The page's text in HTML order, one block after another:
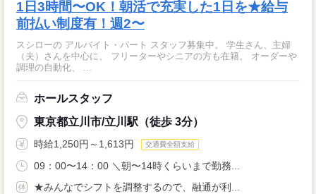
1日3時間〜OK！朝活で充実した1日を★給与
前払い制度有！週2〜
スシローの アルバイト・パート スタッフ募集中。 学生さん、主婦
（夫）さんを中心に、 フリーターやシニアの方も在籍。 オーダーや
調理の自動化、 ...
ホールスタッフ
東京都立川市/立川駅（徒歩 3分）
時給1,250円～1,613円 交通費全額支給
09：00〜14：00 ＼朝〜14時くらいまで勤務...
★みんなでシフトを調整するので、融通が利...